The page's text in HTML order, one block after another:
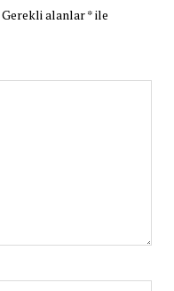
Gerekli alanlar*ile